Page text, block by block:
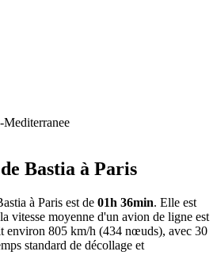
Mediterranee
Bastia à Paris
à Paris est de 01h 36min. Elle est
vitesse moyenne d'un avion de ligne est
environ 805 km/h (434 nœuds), avec 30
standard de décollage et